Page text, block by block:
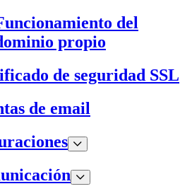
del
propio
de seguridad SSL
de email